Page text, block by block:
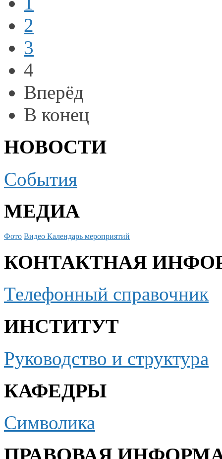
2
3
4
Вперёд
В конец
НОВОСТИ
События
МЕДИА
Фото Видео Календарь мероприятий
КОНТАКТНАЯ
Телефонный справочник
ИНСТИТУТ
Руководство и структура
КАФЕДРЫ
Символика